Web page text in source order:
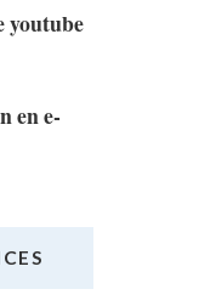
youtube
en e-